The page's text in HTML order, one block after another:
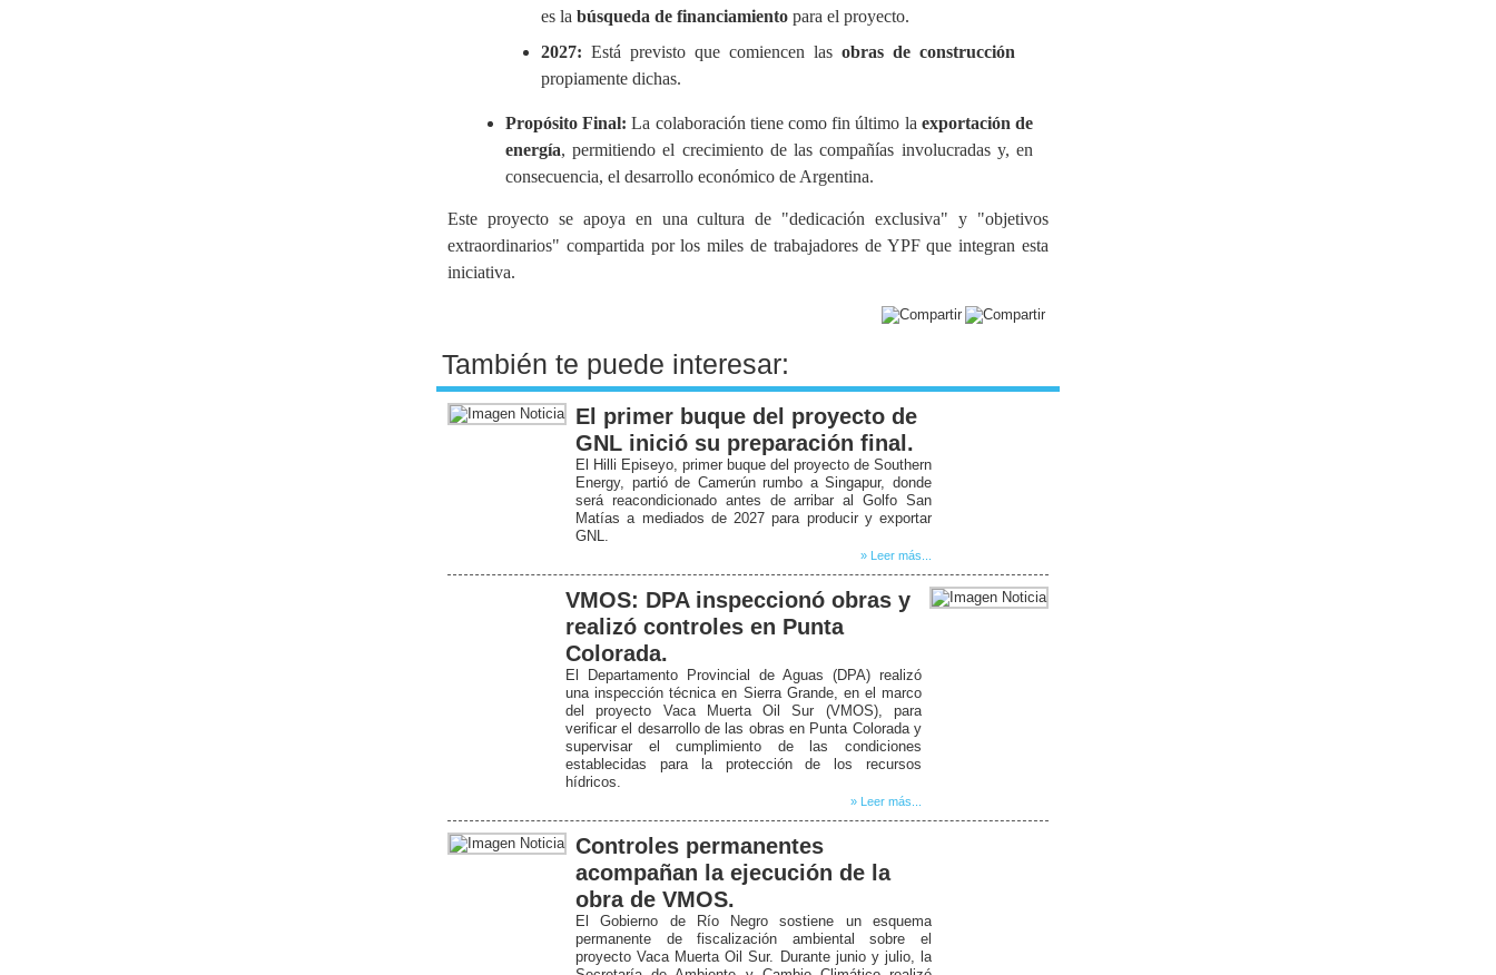
es la búsqueda de financiamiento para el proyecto.
2027: Está previsto que comiencen las obras de construcción
propiamente dichas.
Propósito Final: La colaboración tiene como fin último la exportación de
energía, permitiendo el crecimiento de las compañías involucradas y, en
consecuencia, el desarrollo económico de Argentina.
Este proyecto se apoya en una cultura de "dedicación exclusiva" y "objetivos
extraordinarios" compartida por los miles de trabajadores de YPF que integran esta
iniciativa.
También te puede interesar:
El primer buque del proyecto de
GNL inició su preparación final.
El Hilli Episeyo, primer buque del proyecto de Southern
Energy, partió de Camerún rumbo a Singapur, donde
será reacondicionado antes de arribar al Golfo San
Matías a mediados de 2027 para producir y exportar
GNL.
» Leer más...
VMOS: DPA inspeccionó obras y
realizó controles en Punta
Colorada.
El Departamento Provincial de Aguas (DPA) realizó
una inspección técnica en Sierra Grande, en el marco
del proyecto Vaca Muerta Oil Sur (VMOS), para
verificar el desarrollo de las obras en Punta Colorada y
supervisar el cumplimiento de las condiciones
establecidas para la protección de los recursos
hídricos.
» Leer más...
Controles permanentes
acompañan la ejecución de la
obra de VMOS.
El Gobierno de Río Negro sostiene un esquema
permanente de fiscalización ambiental sobre el
proyecto Vaca Muerta Oil Sur. Durante junio y julio, la